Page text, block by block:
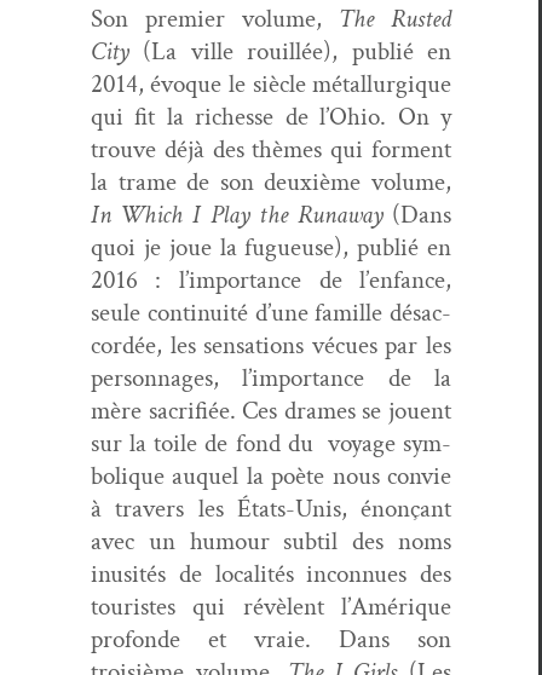
Son pre­mier vol­ume, The Rust­ed
City(La ville rouil­lée), pub­lié en
2014, évoque le siè­cle métal­lurgique
qui fit la richesse de l’Ohio. On y
trou­ve déjà des thèmes qui for­ment
la trame de son deux­ième vol­ume,
In Which I Play the Run­away (Dans
quoi je joue la fugueuse), pub­lié en
2016 : l’importance de l’enfance,
seule con­ti­nu­ité d’une famille désac­
cordée, les sen­sa­tions vécues par les
per­son­nages, l’importance de la
mère sac­ri­fiée. Ces drames se jouent
sur la toile de fond du voy­age sym­
bol­ique auquel la poète nous con­vie
à tra­vers les États-Unis, énonçant
avec un humour sub­til des noms
inusités de local­ités incon­nues des
touristes qui révè­lent l’Amérique
pro­fonde et vraie. Dans son